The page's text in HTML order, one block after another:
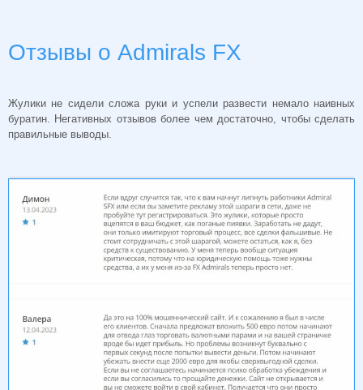
Отзывы о Admirals FX
Жулики не сидели сложа руки и успели развести немало наивных
буратин. Негативных отзывов более чем достаточно, чтобы сделать
правильные выводы.